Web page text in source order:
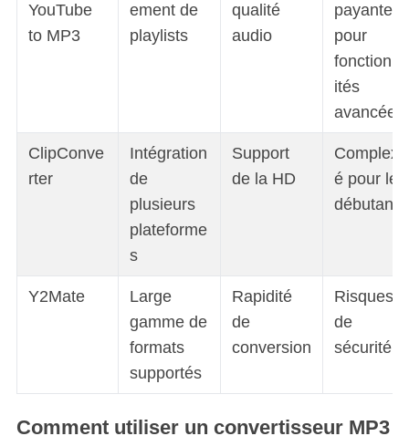
YouTube
to MP3
ement de
playlists
qualité
audio
payante
pour
ités
avancées
ClipConve
rter
Intégration
de
plusieurs
plateforme
s
Support
de la HD
Complexit
é pour les
débutants
Y2Mate
Large
gamme de
formats
supportés
Rapidité
de
conversion
Risques
de
sécurité
Comment utiliser un convertisseur MP3